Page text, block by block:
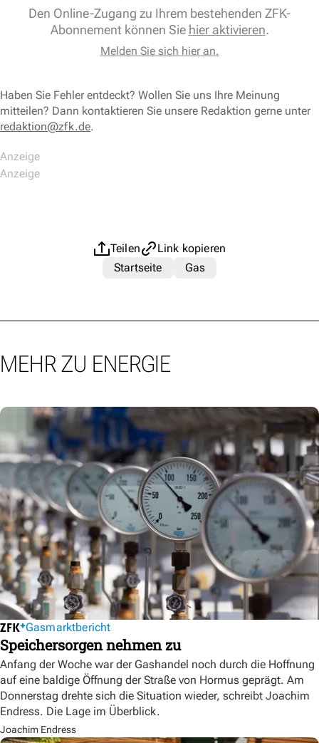
Den Online-Zugang zu Ihrem bestehenden ZFK-
Abonnement können Sie hier aktivieren.
Melden Sie sich hier an.
Haben Sie Fehler entdeckt? Wollen Sie uns Ihre Meinung
mitteilen? Dann kontaktieren Sie unsere Redaktion gerne unter
redaktion@zfk.de.
Teilen
Link kopieren
Startseite
Gas
MEHR ZU ENERGIE
Gasmarktbericht
Speichersorgen nehmen zu
Anfang der Woche war der Gashandel noch durch die Hoffnung
auf eine baldige Öffnung der Straße von Hormus geprägt. Am
Donnerstag drehte sich die Situation wieder, schreibt Joachim
Endress. Die Lage im Überblick.
Joachim Endress